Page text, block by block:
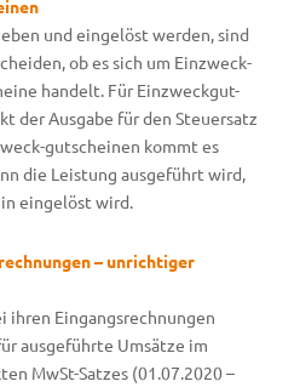
und eingelöst werden, sind
ob es sich um Einzweck-
handelt. Für Einzweckgut-
der Ausgabe für den Steuersatz
gutscheinen kommt es
die Leistung ausgeführt wird,
eingelöst wird.
– unrichtiger
ihren Eingangsrechnungen
ausgeführte Umsätze im
MwSt-Satzes (01.07.2020 –